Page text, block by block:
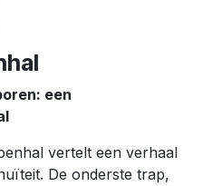
een
vertelt een verhaal
De onderste trap,